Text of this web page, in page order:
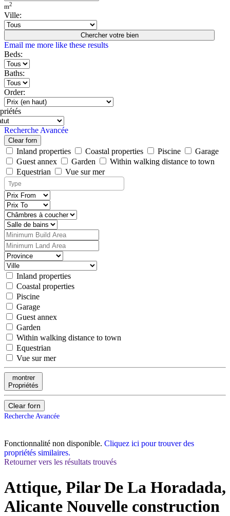
m2
Ville:
Chercher votre bien
Email me more like these results
Beds:
Baths:
Order:
Recherche Avancée
Clear forn
Inland properties Coastal properties Piscine
Garage
Guest annex
Garden
Within walking distance to town
Equestrian
Vue sur mer
Inland properties
Coastal properties
Piscine
Garage
Guest annex
Garden
Within walking distance to town
Equestrian
Vue sur mer
montrer
Propriétés
Clear forn
Recherche Avancée
Fonctionnalité non disponible. Cliquez ici pour trouver des
propriétés similaires.
Retourner vers les résultats trouvés
Attique, Pilar De La Horadada,
Alicante Nouvelle construction